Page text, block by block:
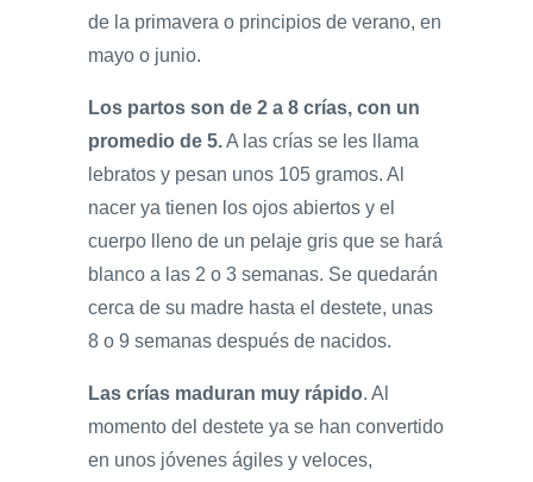
de la primavera o principios de verano, en
mayo o junio.
Los partos son de 2 a 8 crías, con un
promedio de 5.A las crías se les llama
lebratos y pesan unos 105 gramos. Al
nacer ya tienen los ojos abiertos y el
cuerpo lleno de un pelaje gris que se hará
blanco a las 2 o 3 semanas. Se quedarán
cerca de su madre hasta el destete, unas
8 o 9 semanas después de nacidos.
Las crías maduran muy rápido. Al
momento del destete ya se han convertido
en unos jóvenes ágiles y veloces,